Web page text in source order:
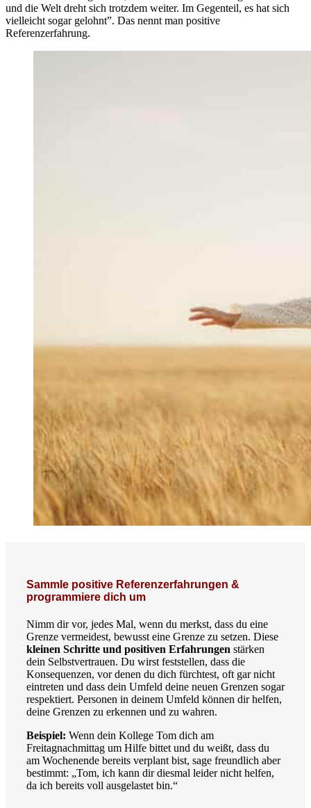
und die Welt dreht sich trotzdem weiter. Im Gegenteil, es hat sich
vielleicht sogar gelohnt”. Das nennt man positive
Referenzerfahrung.
Sammle positive Referenzerfahrungen &
programmiere dich um
Nimm dir vor, jedes Mal, wenn du merkst, dass du eine
Grenze vermeidest, bewusst eine Grenze zu setzen. Diese
kleinen Schritte und positiven Erfahrungen stärken
dein Selbstvertrauen. Du wirst feststellen, dass die
Konsequenzen, vor denen du dich fürchtest, oft gar nicht
eintreten und dass dein Umfeld deine neuen Grenzen sogar
respektiert. Personen in deinem Umfeld können dir helfen,
deine Grenzen zu erkennen und zu wahren.
Beispiel: Wenn dein Kollege Tom dich am
Freitagnachmittag um Hilfe bittet und du weißt, dass du
am Wochenende bereits verplant bist, sage freundlich aber
bestimmt: „Tom, ich kann dir diesmal leider nicht helfen,
da ich bereits voll ausgelastet bin.“